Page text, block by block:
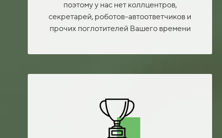
поэтому у нас нет коллцентров,
секретарей, роботов-автоответчиков и
прочих поглотителей Вашего времени